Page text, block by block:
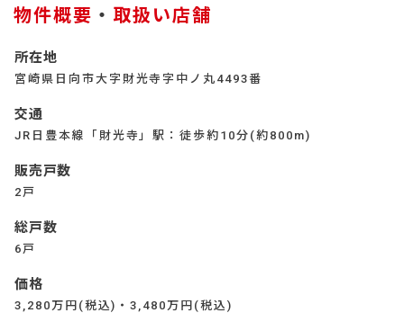
物件概要 ・ 取扱い店舗
所在地
宮崎県日向市大字財光寺字中ノ丸4493番
交通
JR日豊本線「財光寺」駅：徒歩約10分(約800m)
販売戸数
2戸
総戸数
6戸
価格
3,280万円(税込)・3,480万円(税込)